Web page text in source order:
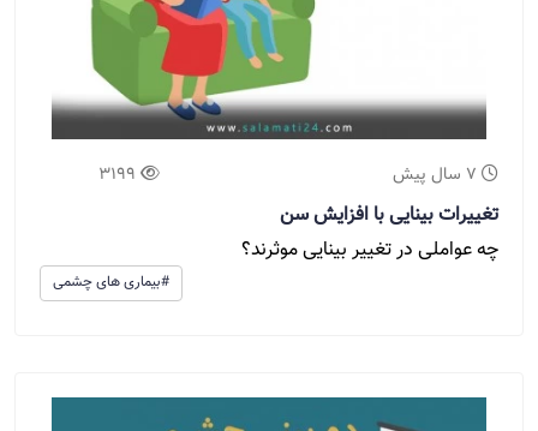
7 سال پیش 3199
تغییرات بینایی با افزایش سن
چه عواملی در تغییر بینایی موثرند؟
#بیماری های چشمی